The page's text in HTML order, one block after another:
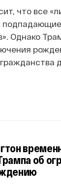
что все
Однако
об